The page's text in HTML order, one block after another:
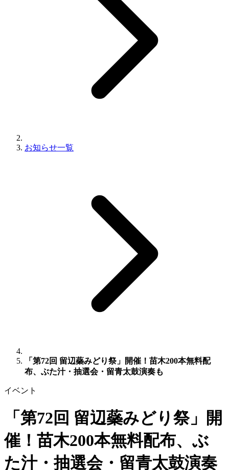
お知らせ一覧
「第72回 留辺蘂みどり祭」開催！苗木200本無料配
布、ぶた汁・抽選会・留青太鼓演奏も
イベント
「第72回 留辺蘂みどり祭」開
催！苗木200本無料配布、ぶ
た汁・抽選会・留青太鼓演奏